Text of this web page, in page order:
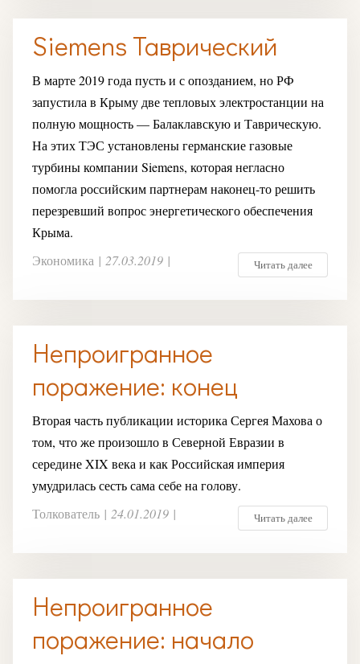
Siemens Таврический
В марте 2019 года пусть и с опозданием, но РФ
запустила в Крыму две тепловых электростанции на
полную мощность — Балаклавскую и Таврическую.
На этих ТЭС установлены германские газовые
турбины компании Siemens, которая негласно
помогла российским партнерам наконец-то решить
перезревший вопрос энергетического обеспечения
Крыма.
Читать далее
Экономика | 27.03.2019 |
Непроигранное
поражение: конец
Вторая часть публикации историка Сергея Махова о
том, что же произошло в Северной Евразии в
середине XIX века и как Российская империя
умудрилась сесть сама себе на голову.
Читать далее
Толкователь | 24.01.2019 |
Непроигранное
поражение: начало